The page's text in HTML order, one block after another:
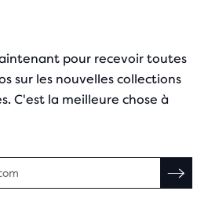
pour recevoir toutes
sur les nouvelles collections
C'est la meilleure chose à